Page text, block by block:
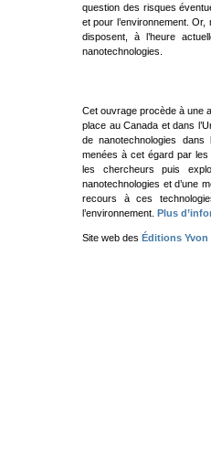
question des risques
et pour l’environnement. Or,
disposent, à l’heure
nanotechnologies.
Cet ouvrage procède à une
place au Canada et dans
de nanotechnologies
menées à cet égard par les
les chercheurs puis
nanotechnologies et d’une
recours à ces
l’environnement.
Plus
Site web des Éditions Yvon